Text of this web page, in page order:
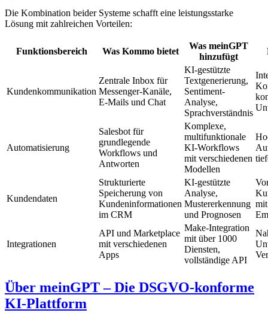
Die Kombination beider Systeme schafft eine leistungsstarke
Lösung mit zahlreichen Vorteilen:
Funktionsbereich Was Kommo bietet
Was meinGPT
hinzufügt
Kundenkommunikation
Zentrale Inbox für
Messenger-Kanäle,
E-Mails und Chat
KI-gestützte
Textgenerierung,
Sentiment-
Analyse,
Sprachverständnis
Automatisierung
Salesbot für
grundlegende
Workflows und
Antworten
Komplexe,
multifunktionale
KI-Workflows
mit verschiedenen
Modellen
Kundendaten
Strukturierte
Speicherung von
Kundeninformationen
im CRM
KI-gestützte
Analyse,
Mustererkennung
und Prognosen
Integrationen
API und Marketplace
mit verschiedenen
Apps
Make-Integration
mit über 1000
Diensten,
vollständige API
Über meinGPT – Die DSGVO-konforme
KI-Plattform